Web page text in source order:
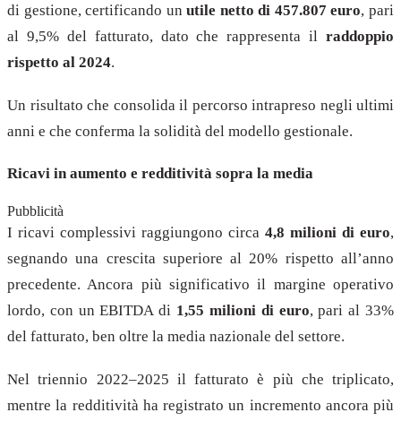
di gestione, certificando unutile netto di 457.807 euro, pari
al 9,5% del fatturato, dato che rappresenta il raddoppio
rispetto al 2024.
Un risultato che consolida il percorso intrapreso negli ultimi
anni e che conferma la solidità del modello gestionale.
Ricavi in aumento e redditività sopra la media
Pubblicità
I ricavi complessivi raggiungono circa 4,8 milioni di euro,
segnando una crescita superiore al 20% rispetto all’anno
precedente. Ancora più significativo il margine operativo
lordo, con un EBITDA di 1,55 milioni di euro, pari al 33%
del fatturato, ben oltre la media nazionale del settore.
Nel triennio 2022–2025 il fatturato è più che triplicato,
mentre la redditività ha registrato un incremento ancora più